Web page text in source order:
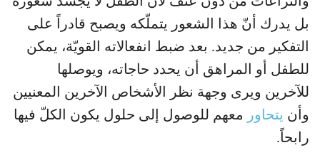
بل يدرك أنّ هذا الشعور يتملّكه ويصبح قادراً على
التفكير من جديد. بعد ضبط انفعالاته القويّة، يمكن
للطفل أو المراهق أن يحدد حاجاته، ويوصلها
للآخرين ويرى وجهة نظر الأشخاص الآخرين المعنيين
وأن يتحاور معهم للوصول إلى حلول يكون الكلّ فيها
رابحاً.